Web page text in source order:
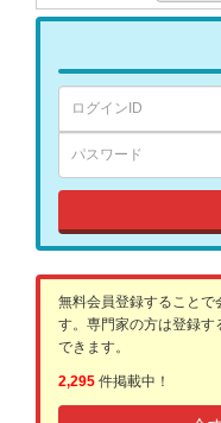
無料会員登録することで
す。専門家の方は登録
できます。
2,295 件掲載中！